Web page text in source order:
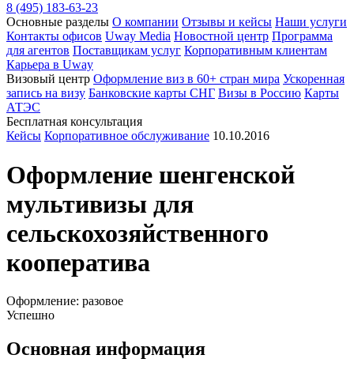
8 (495) 183-63-23
Основные разделы О компании Отзывы и кейсы Наши услуги
Контакты офисов Uway Media Новостной центр Программа
для агентов Поставщикам услуг Корпоративным клиентам
Карьера в Uway
Визовый центр Оформление виз в 60+ стран мира Ускоренная
запись на визу Банковские карты СНГ Визы в Россию Карты
АТЭС
Бесплатная консультация
Кейсы Корпоративное обслуживание 10.10.2016
Оформление шенгенской
мультивизы для
сельскохозяйственного
кооператива
Оформление: разовое
Успешно
Основная информация